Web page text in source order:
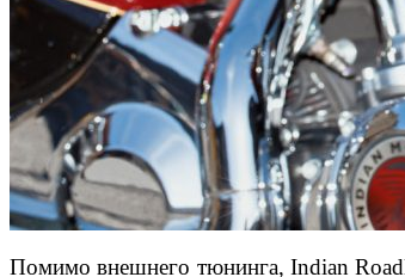
Помимо внешнего тюнинга, Indian